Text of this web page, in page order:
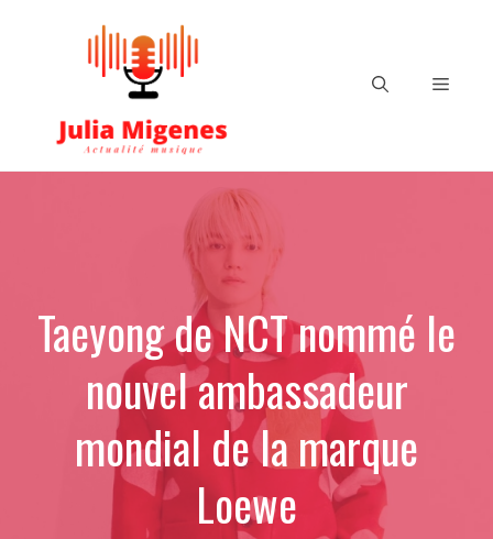
Menu
Taeyong de NCT nommé le
nouvel ambassadeur
mondial de la marque
Loewe